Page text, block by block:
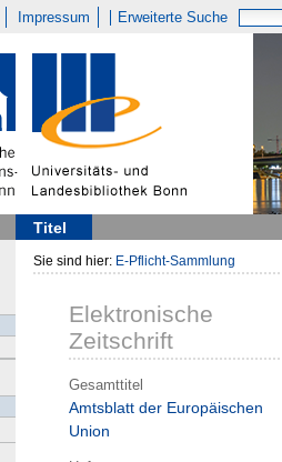
Impressum Erweiterte Suche
Titel
Sie sind hier: E-Pflicht-Sammlung
Elektronische
Zeitschrift
Gesamttitel
Amtsblatt der Europäischen
Union